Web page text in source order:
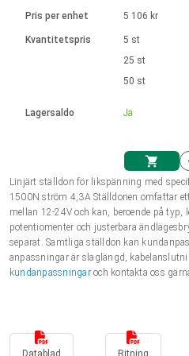
Enhetssystem
Kundkorg
Solenoids
Ø 28-42| 1-1400 rpm | <= 290Ncm
Styrningar borstlösa DC
Styrningar DC motorer
Drivsteg 2-6 A
Synkrona-Asynkrona | för 1-4 ställdon
Synkrona-Asynkrona | för 1-4 ställdon
Français (EUR)
Polski (EUR)
Norsk (NOK)
Suomi (EUR)
Pris per enhet
Kvantitetspris
Lagersaldo
5 106 kr
5 st
25 st
50 st
Ja
Linjärt ställdon för likspänning med
1500N ström 4,3A Ställdonen omfattar
mellan 12-24V och kan, beroende på typ,
potentiomenter och justerbara
separat. Samtliga ställdon kan
anpassningar är slaglängd,
kundanpassningaroch kontakta oss
Datablad
Ritning